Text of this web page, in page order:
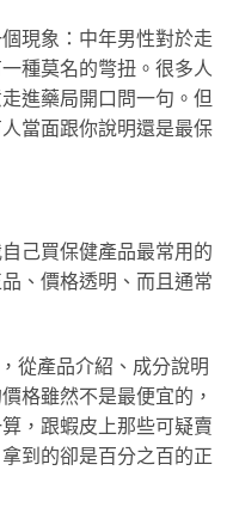
現象：中年男性對於走
種莫名的彆扭。很多人
進藥局開口問一句。但
當面跟你說明還是最保
己買保健產品最常用的
、價格透明、而且通常
從產品介紹、成分說明
格雖然不是最便宜的，
，跟蝦皮上那些可疑賣
到的卻是百分之百的正